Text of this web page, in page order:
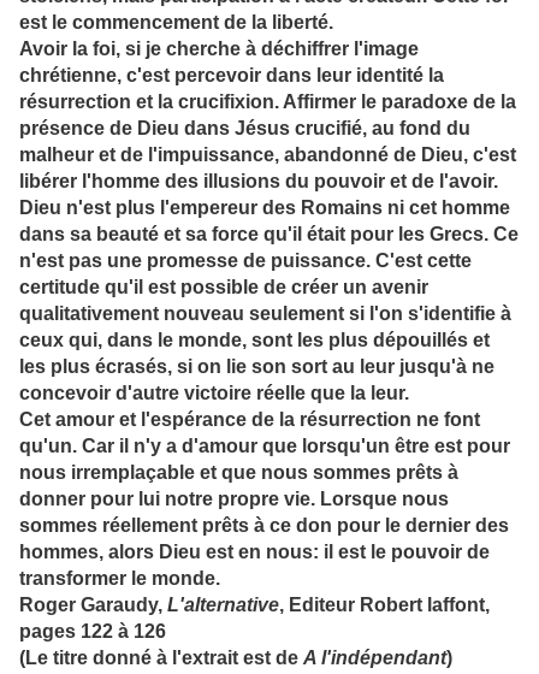
est le commencement de la liberté.
Avoir la foi, si je cherche à déchiffrer l'image
chrétienne, c'est percevoir dans leur identité la
résurrection et la crucifixion. Affirmer le paradoxe de la
présence de Dieu dans Jésus crucifié, au fond du
malheur et de l'impuissance, abandonné de Dieu, c'est
libérer l'homme des illusions du pouvoir et de l'avoir.
Dieu n'est plus l'empereur des Romains ni cet homme
dans sa beauté et sa force qu'il était pour les Grecs. Ce
n'est pas une promesse de puissance. C'est cette
certitude qu'il est possible de créer un avenir
qualitativement nouveau seulement si l'on s'identifie à
ceux qui, dans le monde, sont les plus dépouillés et
les plus écrasés, si on lie son sort au leur jusqu'à ne
concevoir d'autre victoire réelle que la leur.
Cet amour et l'espérance de la résurrection ne font
qu'un. Car il n'y a d'amour que lorsqu'un être est pour
nous irremplaçable et que nous sommes prêts à
donner pour lui notre propre vie. Lorsque nous
sommes réellement prêts à ce don pour le dernier des
hommes, alors Dieu est en nous: il est le pouvoir de
transformer le monde.
Roger Garaudy, L'alternative, Editeur Robert laffont,
pages 122 à 126
(Le titre donné à l'extrait est de A l'indépendant)